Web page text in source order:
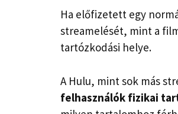
Ha előfizetett egy
streamelését, mint a
tartózkodási helye.
A Hulu, mint sok más
felhasználók fizikai